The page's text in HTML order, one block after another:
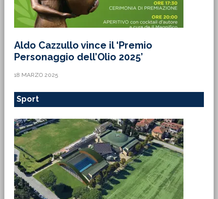
Aldo Cazzullo vince il ‘Premio
Personaggio dell’Olio 2025’
18 MARZO 2025
Sport